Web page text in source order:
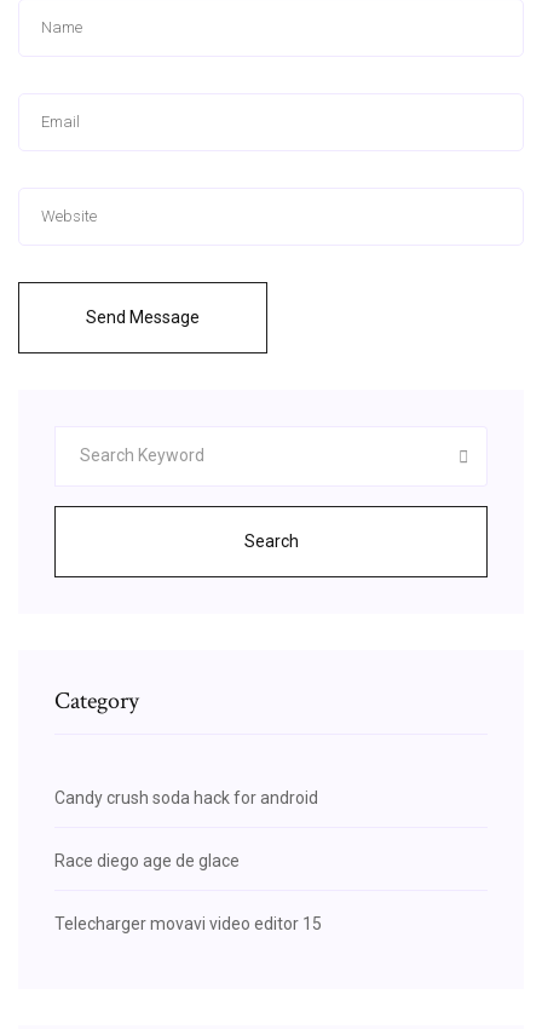
Send Message
Search
Category
Candy crush soda hack for android
Race diego age de glace
Telecharger movavi video editor 15